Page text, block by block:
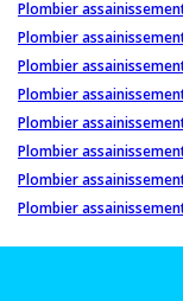
Plombier
Plombier
Plombier
Plombier
Plombier
Plombier
Plombier
Plombier